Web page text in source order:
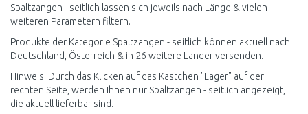
Spaltzangen - seitlich lassen sich jeweils nach Länge & vielen
weiteren Parametern filtern.
Produkte der Kategorie Spaltzangen - seitlich können aktuell nach
Deutschland, Österreich & in 26 weitere Länder versenden.
Hinweis: Durch das Klicken auf das Kästchen "Lager" auf der
rechten Seite, werden Ihnen nur Spaltzangen - seitlich angezeigt,
die aktuell lieferbar sind.